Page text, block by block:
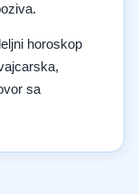
horoskop
sa